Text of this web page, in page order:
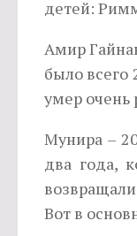
детей:
Амир
было всего
умер очень
Мунира –
два года,
Вот в